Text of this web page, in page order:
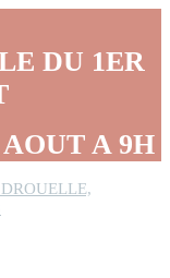
DU 1ER
A 9H